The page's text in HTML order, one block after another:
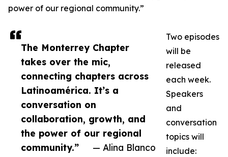
The Monterrey Chapter
takes over the mic,
connecting chapters across
Latinoamérica. It’s a
conversation on
collaboration, growth, and
the power of our regional
community.”
— Alina Blanco
power of our regional community.”
Two episodes
will be
released
each week.
Speakers
and
conversation
topics will
include: